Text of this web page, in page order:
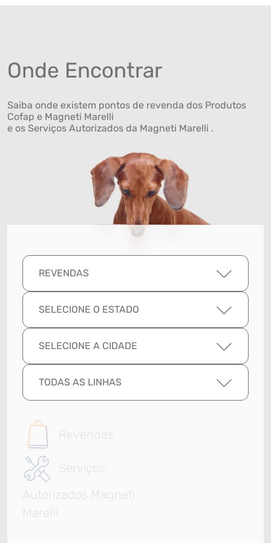
Onde Encontrar
Saiba onde existem pontos de revenda dos Produtos
Cofap e Magneti Marelli
e os Serviços Autorizados da Magneti Marelli .
REVENDAS
SELECIONE O ESTADO
SELECIONE A CIDADE
TODAS AS LINHAS
Revendas
Serviços
Autorizados Magneti
Marelli